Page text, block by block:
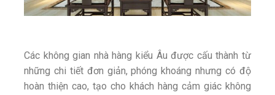
Các không gian nhà hàng kiểu Âu được cấu thành từ
những chi tiết đơn giản, phóng khoáng nhưng có độ
hoàn thiện cao, tạo cho khách hàng cảm giác không